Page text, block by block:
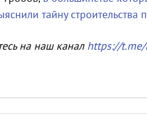
тайну
на наш канал https://